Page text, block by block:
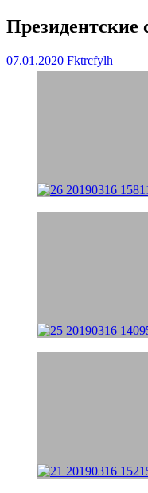
Президентские
07.01.2020 Fktrcfylh